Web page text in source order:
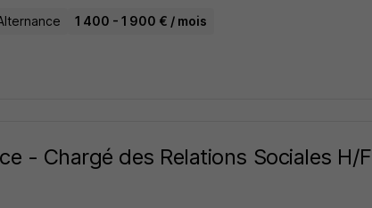
1 400 - 1 900 € / mois
- Chargé des Relations Sociales H/F